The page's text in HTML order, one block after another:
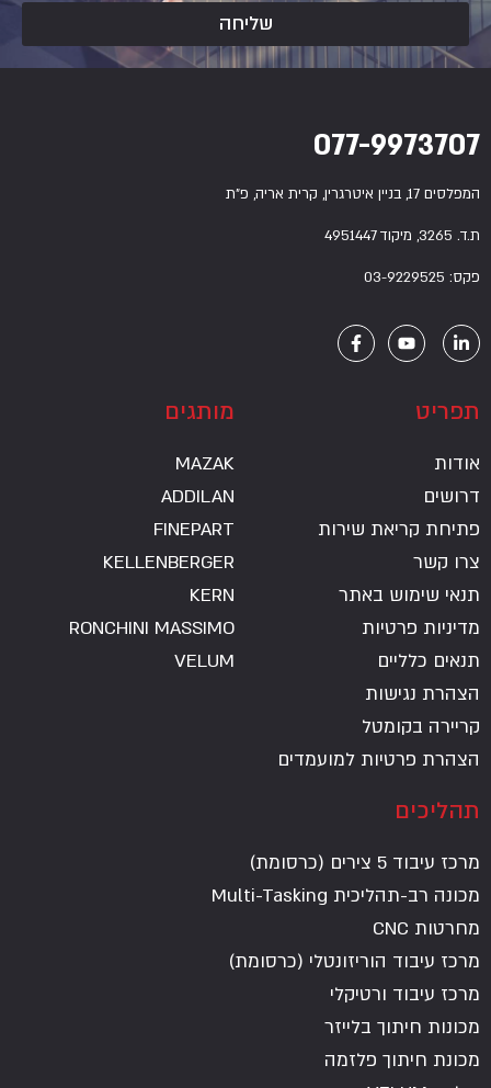
שליחה
077-9973707
המפלסים 17, בניין איטרגרין, קרית אריה, פ”ת
ת.ד. 3265, מיקוד 4951447
פקס: 03-9229525
תפריט
אודות
דרושים
פתיחת קריאת שירות
צרו קשר
תנאי שימוש באתר
מדיניות פרטיות
תנאים כלליים
הצהרת נגישות
קריירה בקומטל
הצהרת פרטיות למועמדים
מותגים
MAZAK
ADDILAN
FINEPART
KELLENBERGER
KERN
RONCHINI MASSIMO
VELUM
תהליכים
מרכז עיבוד 5 צירים (כרסומת)
מכונה רב-תהליכית Multi-Tasking
מחרטות CNC
מרכז עיבוד הוריזונטלי (כרסומת)
מרכז עיבוד ורטיקלי
מכונות חיתוך בלייזר
מכונת חיתוך פלזמה